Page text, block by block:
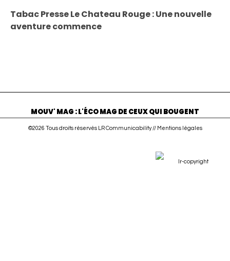
Tabac Presse Le Chateau Rouge : Une nouvelle
aventure commence
MOUV' MAG : L'ÉCO MAG DE CEUX QUI BOUGENT
©2026 Tous droits réservés LR Communicability // Mentions légales